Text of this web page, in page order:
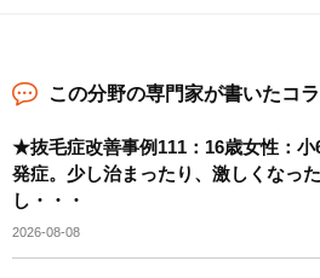
この分野の専門家が書いたコ
★抜毛症改善事例111：16歳女性：小
発症。少し治まったり、激しくなっ
し・・・
2026-08-08